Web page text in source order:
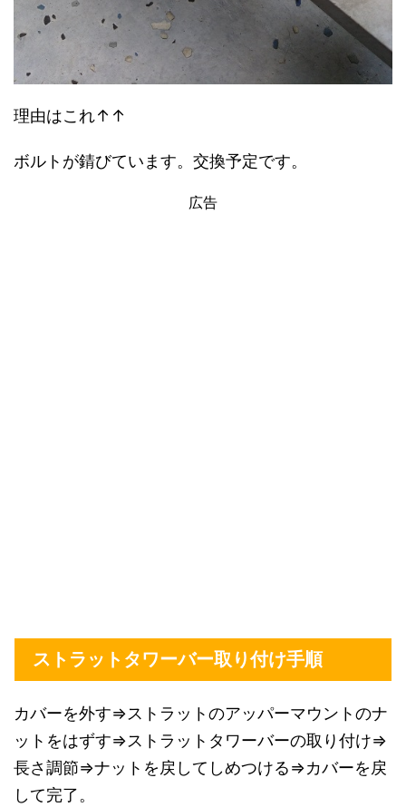
理由はこれ↑↑
ボルトが錆びています。交換予定です。
広告
ストラットタワーバー取り付け手順
カバーを外す⇒ストラットのアッパーマウントのナ
ットをはずす⇒ストラットタワーバーの取り付け⇒
長さ調節⇒ナットを戻してしめつける⇒カバーを戻
して完了。